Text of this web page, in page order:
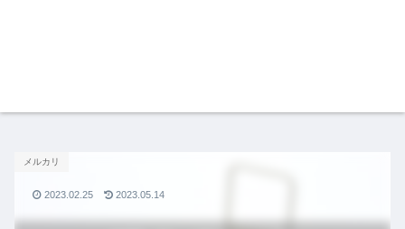
メルカリ
2023.02.25 2023.05.14